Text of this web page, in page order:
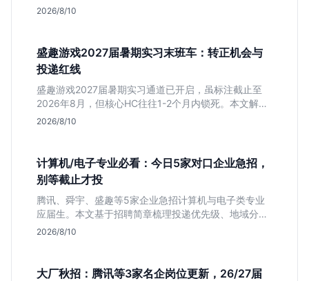
司网申截止时间与专业限制，帮你快速决定投递优先
2026/8/10
盛趣游戏2027届暑期实习末班车：转正机会与
投递红线
盛趣游戏2027届暑期实习通道已开启，虽标注截止至
2026年8月，但核心HC往往1-2个月内锁死。本文解析
游戏大厂“招满即止”的招聘逻辑，提醒同学避开时间陷
2026/8/10
计算机/电子专业必看：今日5家对口企业急招，
别等截止才投
腾讯、舜宇、盛趣等5家企业急招计算机与电子类专业
应届生。本文基于招聘简章梳理投递优先级、地域分布
及截止时间，助你快速决策。
2026/8/10
大厂秋招：腾讯等3家名企岗位更新，26/27届